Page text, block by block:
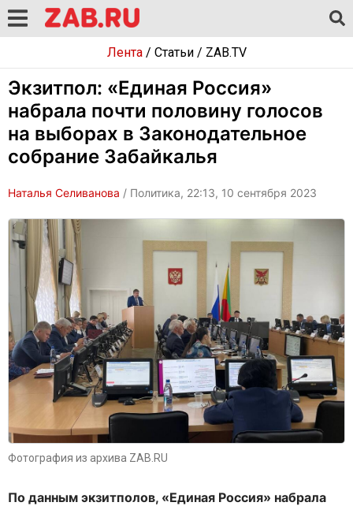
Лента/ Статьи/ ZAB.TV
Экзитпол: «Единая Россия»
набрала почти половину голосов
на выборах в Законодательное
собрание Забайкалья
Наталья Селиванова / Политика, 22:13, 10 сентября 2023
Фотография из архива ZAB.RU
По данным экзитполов, «Единая Россия» набрала